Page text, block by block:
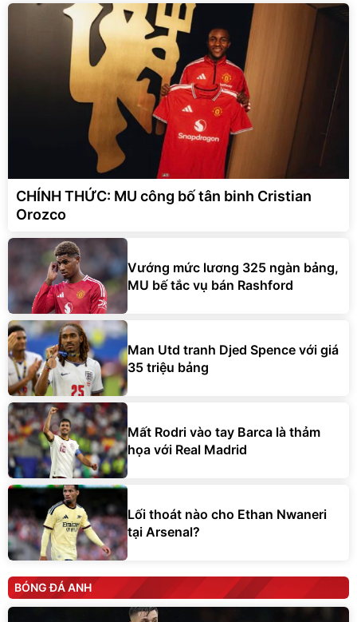
CHÍNH THỨC: MU công bố tân binh Cristian
Orozco
Vướng mức lương 325 ngàn bảng,
MU bế tắc vụ bán Rashford
Man Utd tranh Djed Spence với giá
35 triệu bảng
Mất Rodri vào tay Barca là thảm
họa với Real Madrid
Lối thoát nào cho Ethan Nwaneri
tại Arsenal?
BÓNG ĐÁ ANH